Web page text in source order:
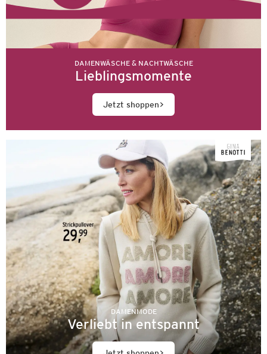
DAMENWÄSCHE & NACHTWÄSCHE
Lieblingsmomente
Jetzt shoppen
DAMENMODE
Verliebt in entspannt